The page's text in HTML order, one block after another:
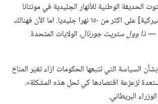
١٨٥٠،‏ احتوت الحديقة الوطنية للأنهار الجليدية في مونتانا
[الولايات المتحدة الاميركية] على اكثر من ١٥٠ نهرا جليديا.‏ اما الآن فهنالك
ذا وول ستريت جورنال،‏الولايات المتحدة
السياسة التي تتبعها الحكومات ازاء تغيّر المناخ
لزعزعة اقتصادها كي تحل هذه المشكلة».‏
البريطاني.‏